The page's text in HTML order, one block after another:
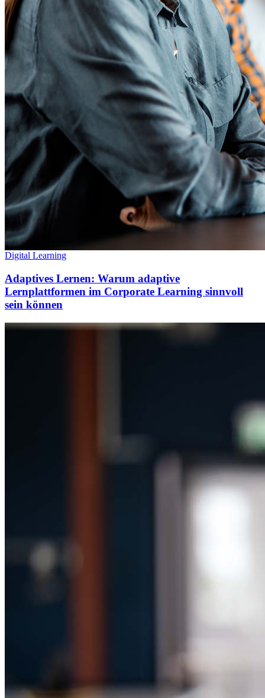
Digital Learning
Adaptives Lernen: Warum adaptive
Lernplattformen im Corporate Learning sinnvoll
sein können